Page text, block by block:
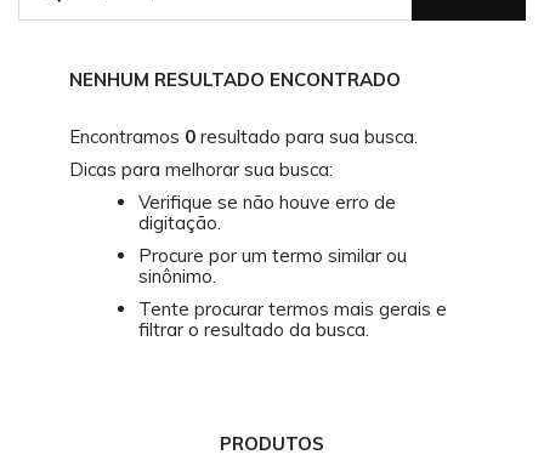
NENHUM RESULTADO ENCONTRADO
Encontramos 0 resultado para sua busca.
Dicas para melhorar sua busca:
Verifique se não houve erro de
digitação.
Procure por um termo similar ou
sinônimo.
Tente procurar termos mais gerais e
filtrar o resultado da busca.
PRODUTOS